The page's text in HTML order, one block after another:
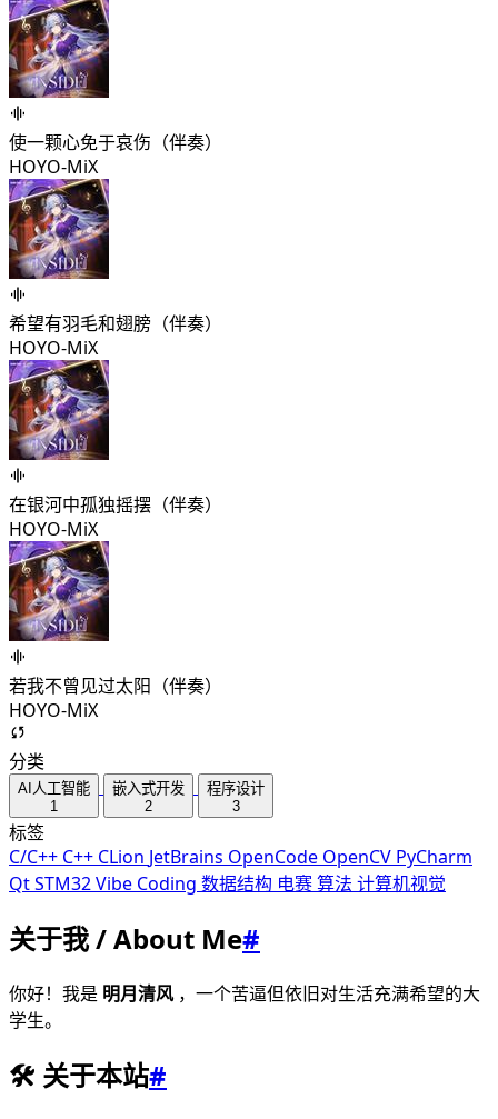
使一颗心免于哀伤（伴奏）
HOYO-MiX
希望有羽毛和翅膀（伴奏）
HOYO-MiX
在银河中孤独摇摆（伴奏）
HOYO-MiX
若我不曾见过太阳（伴奏）
HOYO-MiX
分类
AI人工智能
1
嵌入式开发
2
程序设计
3
标签
C/C++ C++ CLion JetBrains OpenCode OpenCV PyCharm
QtSTM32Vibe Coding 数据结构 电赛算法 计算机视觉
关于我 / About Me#
你好！我是 明月清风，一个苦逼但依旧对生活充满希望的大
学生。
🛠️ 关于本站#